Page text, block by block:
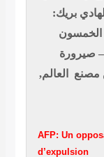
بريك:
الخمسون
– صيرورة
العالم,
AFP: Un
d’expulsion